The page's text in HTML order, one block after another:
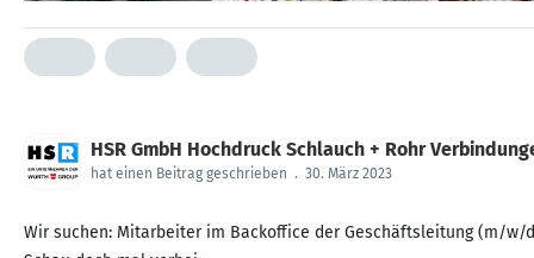
HSR GmbH Hochdruck Schlauch + Rohr
hat einen Beitrag geschrieben . 30. März 2023
Wir suchen: Mitarbeiter im Backoffice der Geschäftsleitung (m/w/